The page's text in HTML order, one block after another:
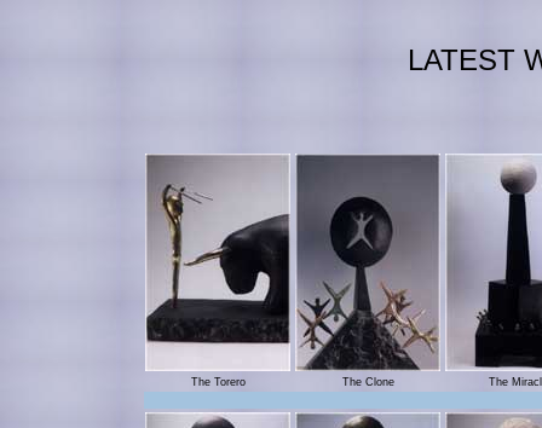
LATEST
The Torero The Clone The